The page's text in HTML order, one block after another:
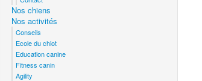
Nos chiens
Nos activités
Conseils
Ecole du chiot
Education canine
Fitness canin
Agility